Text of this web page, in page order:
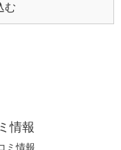
む
情報
ミ情報.